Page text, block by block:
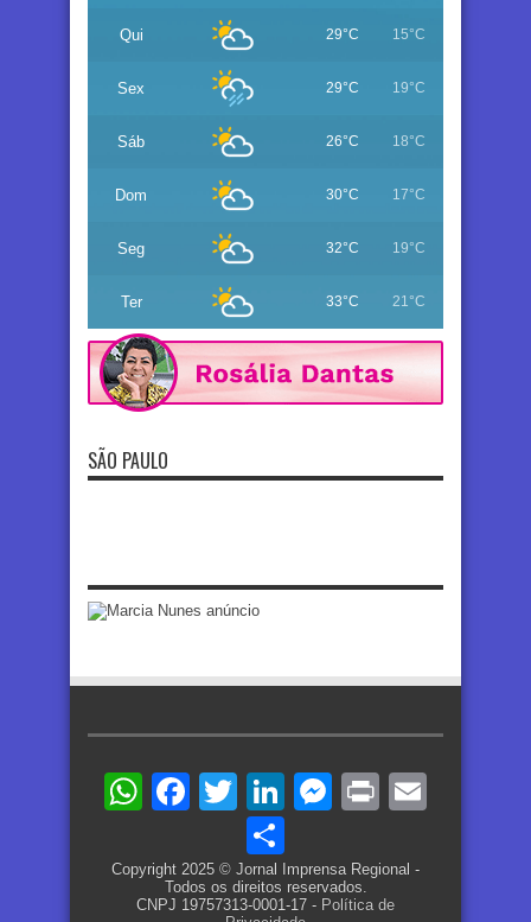
Qui 29°C 15°C
Sex 29°C 19°C
Sáb 26°C 18°C
Dom 30°C 17°C
Seg 32°C 19°C
Ter 33°C 21°C
SÃO PAULO
WhatsApp
Facebook
TwitterLinkedIn
Messenger
Print
Copyright 2025 © Jornal Imprensa Regional -
Todos os direitos reservados.
CNPJ 19757313-0001-17 - Política de